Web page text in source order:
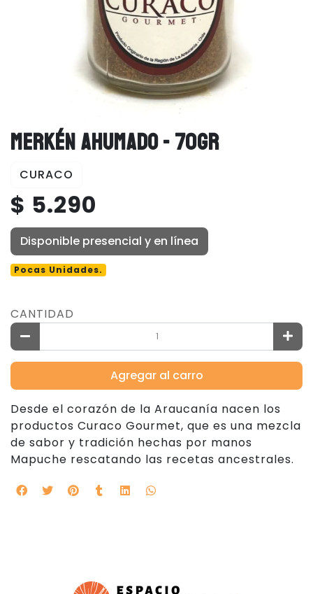
MERKÉN AHUMADO - 70GR
CURACO
$ 5.290
Disponible presencial y en línea
Pocas Unidades.
CANTIDAD
Agregar al carro
Desde el corazón de la Araucanía nacen los
productos Curaco Gourmet, que es una mezcla
de sabor y tradición hechas por manos
Mapuche rescatando las recetas ancestrales.